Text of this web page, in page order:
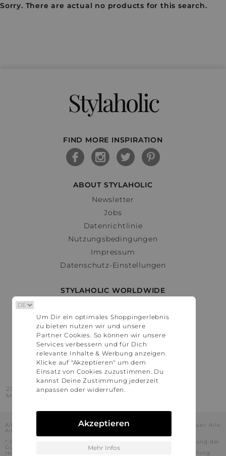
Sorry. There are actual no products for this search.
Stylaholic
FIND MORE INSPIRATION
ABOUT STYLAHOLIC
Newsletter
Jobs
Datenrichtlinie
Nutzungsbedingungen
Impressum
Datenschutz-Einstellungen
STYLAHOLIC WORLDWIDE
Österreich
Schweiz
France
United States
2016 - 2026 © Stylaholic.
Made for you with love in munich.
Alle Preise inkl. der jeweils geltenden gesetzlichen Mehrwertsteuer. Alle
Angaben ohne Gewähr.
* Die angezeigten Preise beinhalten Rabatte, die durch die Nutzung der
Gutschein-Codes auf den Seiten unserer Partner voraussichtlich
realisiert werden können. Stylaholic führt keine vollständige Prüfung
Um Dir ein optimales Shoppingerlebnis
zu bieten nutzen wir und unsere
Partner Cookies. So können wir unsere
Services verbessern und für Dich
relevante Inhalte & Werbung anzeigen.
Klicke auf "Akzeptieren" um dem
Einsatz von Cookies zuzustimmen. Du
kannst Deine Zustimmung jederzeit
anpassen oder widerrufen.
Akzeptieren
Mehr Infos